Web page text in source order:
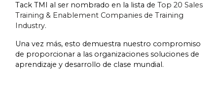
Tack TMI al ser nombrado en la lista de Top 20 Sales
Training & Enablement Companies de Training
Industry.
Una vez más, esto demuestra nuestro compromiso
de proporcionar a las organizaciones soluciones de
aprendizaje y desarrollo de clase mundial.